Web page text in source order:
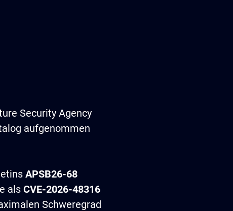
Security Agency
aufgenommen
APSB26-68
als CVE-2026-48316
Schweregrad